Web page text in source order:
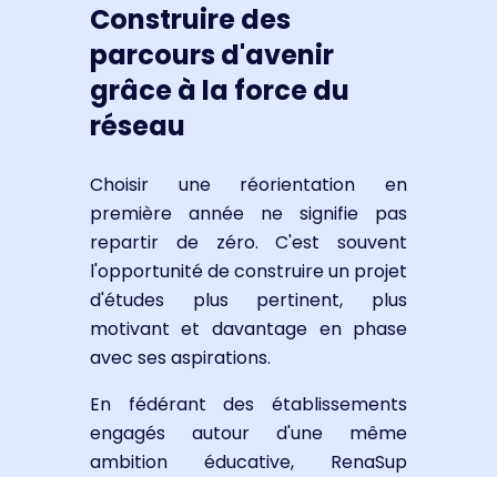
Construire des
parcours d'avenir
grâce à la force du
réseau
Choisir une réorientation en
première année ne signifie pas
repartir de zéro. C'est souvent
l'opportunité de construire un projet
d'études plus pertinent, plus
motivant et davantage en phase
avec ses aspirations.
En fédérant des établissements
engagés autour d'une même
ambition éducative, RenaSup